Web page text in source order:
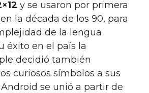
y se usaron por primera
la década de los 90, para
de la lengua
éxito en el país la
decidió también
curiosos símbolos a sus
se unió a partir de